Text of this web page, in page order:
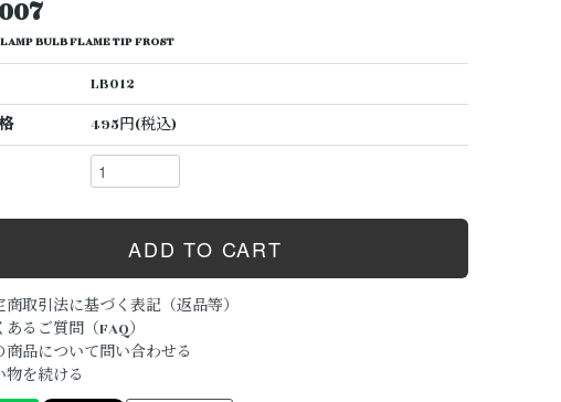
BULB FLAME TIP FROST
LB012
495円(税込)
商取引法に基づく表記（返品等）
あるご質問（FAQ）
商品について問い合わせる
物を続ける